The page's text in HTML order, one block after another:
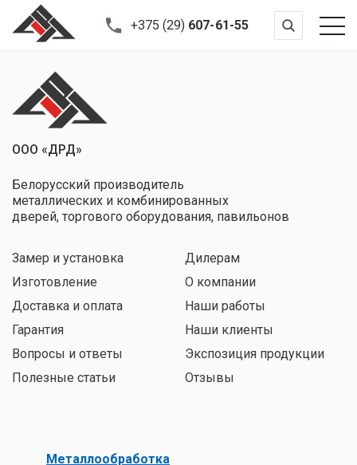
+375 (29) 607-61-55
ООО «ДРД»
Белорусский производитель
металлических и комбинированных
дверей, торгового оборудования, павильонов
Замер и установка
Изготовление
Доставка и оплата
Гарантия
Вопросы и ответы
Полезные статьи
Дилерам
О компании
Наши работы
Наши клиенты
Экспозиция продукции
Отзывы
Металлообработка